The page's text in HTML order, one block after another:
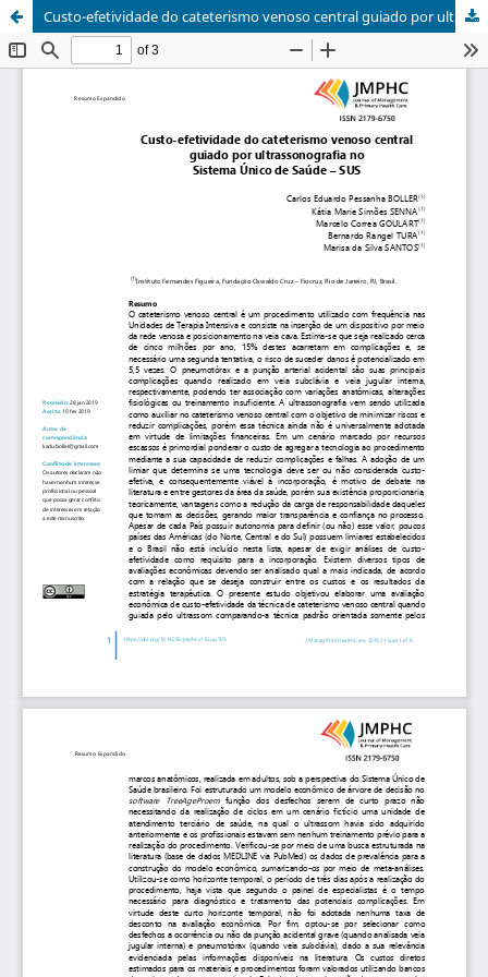
Custo-efetividade do cateterismo venoso central guiado por ultrassonografia no sistema único de saúde (SUS)